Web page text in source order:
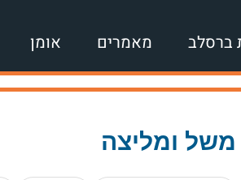
ברסלב מאמרים אומן
משל ומליצה